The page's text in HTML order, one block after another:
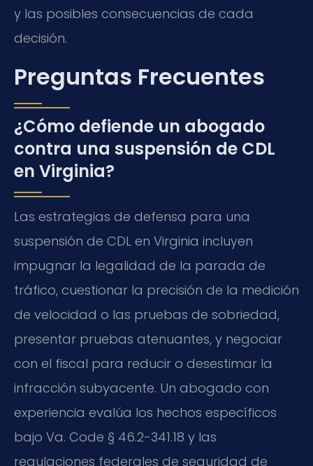
y las posibles consecuencias de cada
decisión.
Preguntas Frecuentes
¿Cómo defiende un abogado
contra una suspensión de CDL
en Virginia?
Las estrategias de defensa para una
suspensión de CDL en Virginia incluyen
impugnar la legalidad de la parada de
tráfico, cuestionar la precisión de la medición
de velocidad o las pruebas de sobriedad,
presentar pruebas atenuantes, y negociar
con el fiscal para reducir o desestimar la
infracción subyacente. Un abogado con
experiencia evalúa los hechos específicos
bajo Va. Code § 46.2-341.18 y las
regulaciones federales de seguridad de